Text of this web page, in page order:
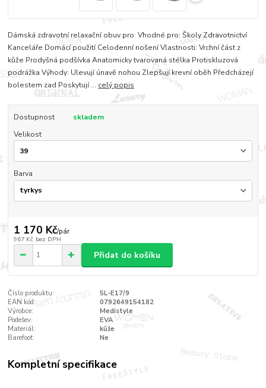
Dámská zdravotní relaxační obuv pro Vhodné pro: Školy Zdravotnictví
Kanceláře Domácí použití Celodenní nošení Vlastnosti: Vrchní část z
kůže Prodyšná podšívka Anatomicky tvarovaná stélka Protiskluzová
podrážka Výhody: Ulevují únavě nohou Zlepšují krevní oběh Předcházejí
bolestem zad Poskytují ... celý popis
Dostupnost
skladem
Velikost
Barva
1 170 Kč/pár
967 Kč bez DPH
Přidat do košíku
Číslo produktu:
5L-E17/9
EAN kód:
0792649154182
Výrobce:
Medistyle
Podešev:
EVA
Materiál:
kůže
Barefoot:
Ne
Kompletní specifikace